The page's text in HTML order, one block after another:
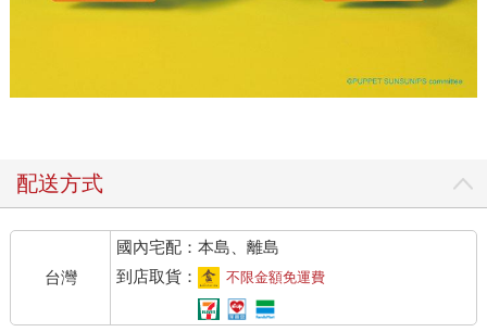
配送方式
台灣
國內宅配：本島、離島
到店取貨：
不限金額免運費